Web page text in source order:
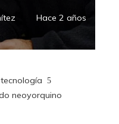
Hace 2 años
neoyorquino